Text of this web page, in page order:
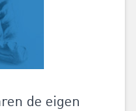
de eigen